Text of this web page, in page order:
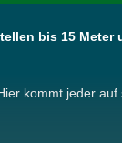
bis 15 Meter
kommt jeder